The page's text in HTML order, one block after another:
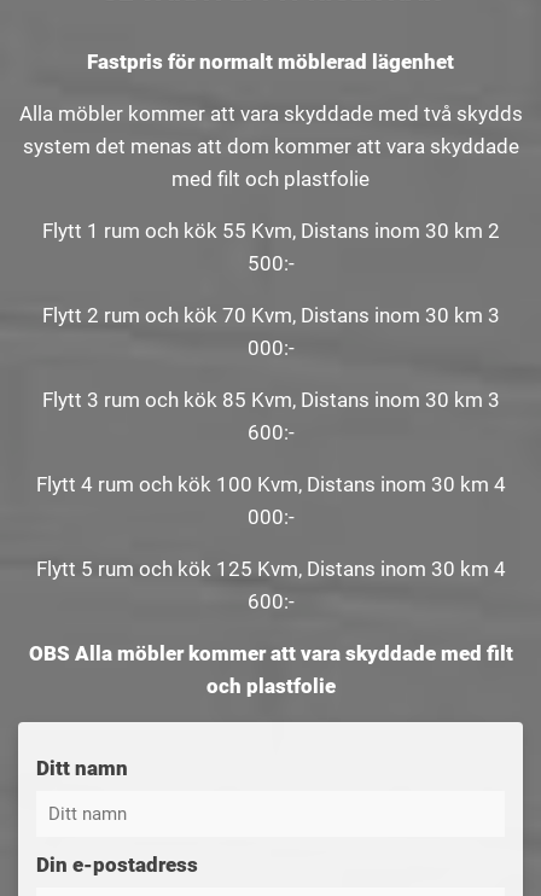
Fastpris för normalt möblerad lägenhet
Alla möbler kommer att vara skyddade med två skydds
system det menas att dom kommer att vara skyddade
med filt och plastfolie
Flytt 1 rum och kök 55 Kvm, Distans inom 30 km 2
500:-
Flytt 2 rum och kök 70 Kvm, Distans inom 30 km 3
000:-
Flytt 3 rum och kök 85 Kvm, Distans inom 30 km 3
600:-
Flytt 4 rum och kök 100 Kvm, Distans inom 30 km 4
000:-
Flytt 5 rum och kök 125 Kvm, Distans inom 30 km 4
600:-
OBS Alla möbler kommer att vara skyddade med filt
och plastfolie
Ditt namn
Din e-postadress